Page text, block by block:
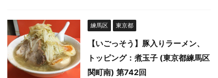
練馬区 東京都
【いごっそう】豚入りラーメン、
トッピング：煮玉子 (東京都練馬区
関町南) 第742回